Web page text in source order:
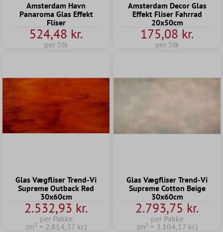
Amsterdam Havn
Panaroma Glas Effekt
Fliser
524,48 kr.
per Stk
Amsterdam Decor Glas
Effekt Fliser Fahrrad
20x50cm
175,08 kr.
per Stk
Glas Vægfliser Trend-Vi
Supreme Outback Red
30x60cm
2.532,93 kr.
per Pakke
(m² = 2.814,37 kr.)
Glas Vægfliser Trend-Vi
Supreme Cotton Beige
30x60cm
2.793,75 kr.
per Pakke
(m² = 3.104,17 kr.)